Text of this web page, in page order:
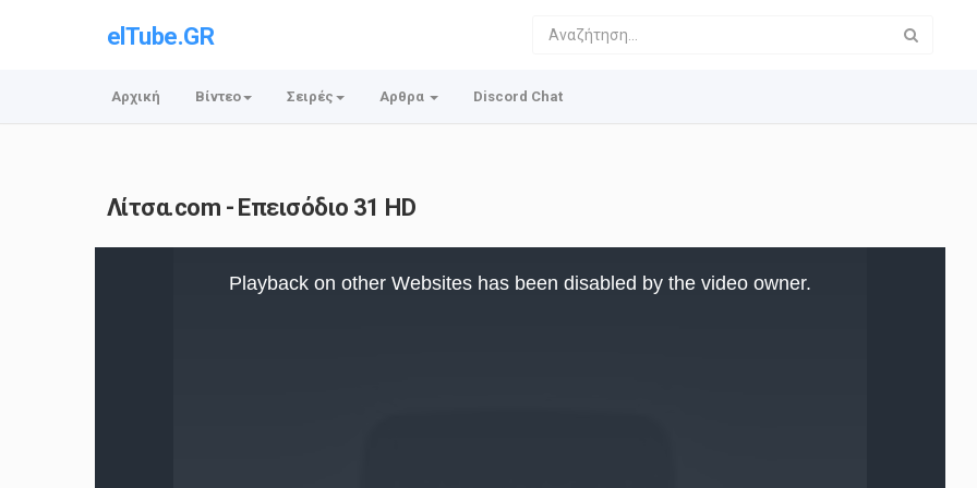
elTube.GR
Αρχική Βίντεο Σειρές Αρθρα Discord Chat
Λίτσα.com - Επεισόδιο 31 HD
Playback on other Websites has been disabled by the video owner.